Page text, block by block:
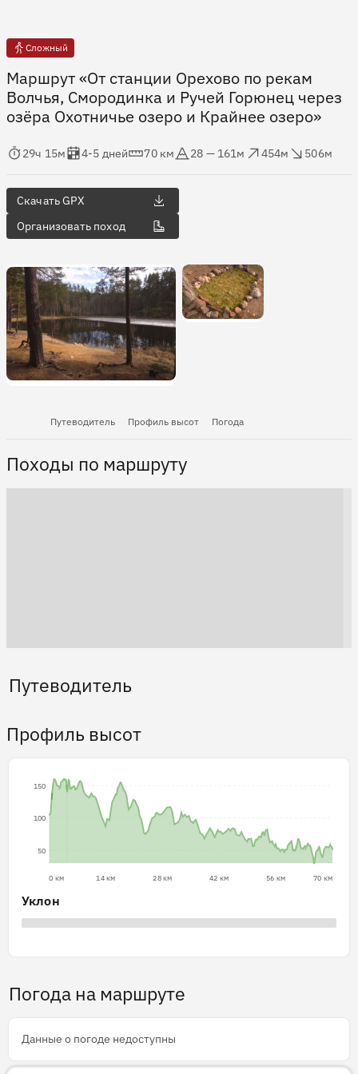
Сложный
Маршрут «От станции Орехово по рекам
Волчья, Смородинка и Ручей Горюнец через
озёра Охотничье озеро и Крайнее озеро»
в пути
29ч 15м
Оценка в днях
4-5 дней
Дистанция
70 км
Абсолютная высота
28 — 161м
Набор высоты
454м
Сброс высоты
506м
Скачать GPX
Организовать поход
Путеводитель Профиль высот Погода
Походы по маршруту
Путеводитель
Профиль высот
50
100
150
0 км 14 км 28 км 42 км 56 км 70 км
Уклон
Погода на маршруте
Данные о погоде недоступны